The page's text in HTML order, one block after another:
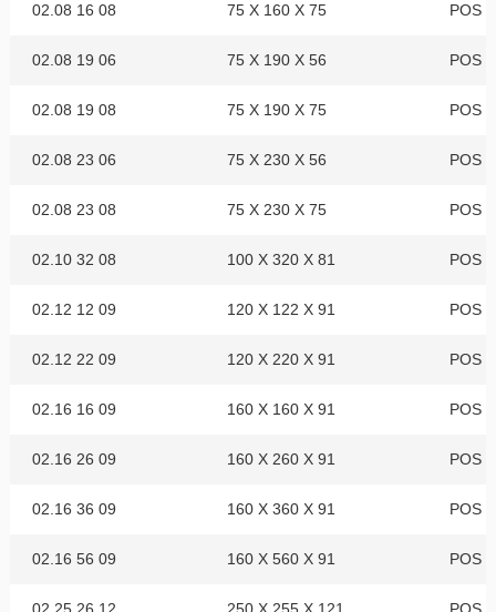
02.08 16 08 75 X 160 X 75 POS
02.08 19 06 75 X 190 X 56 POS
02.08 19 08 75 X 190 X 75 POS
02.08 23 06 75 X 230 X 56 POS
02.08 23 08 75 X 230 X 75 POS
02.10 32 08 100 X 320 X 81 POS
02.12 12 09 120 X 122 X 91 POS
02.12 22 09 120 X 220 X 91 POS
02.16 16 09 160 X 160 X 91 POS
02.16 26 09 160 X 260 X 91 POS
02.16 36 09 160 X 360 X 91 POS
02.16 56 09 160 X 560 X 91 POS
02.25 26 12 250 X 255 X 121 POS